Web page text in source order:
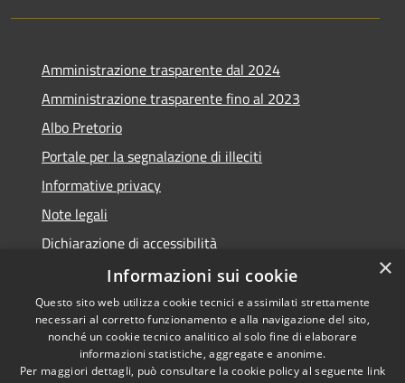
Amministrazione trasparente dal 2024
Amministrazione trasparente fino al 2023
Albo Pretorio
Portale per la segnalazione di illeciti
Informative privacy
Note legali
Dichiarazione di accessibilità
Segnalazioni di inaccessibilità
RSS
Copyright © 2026 • Comune di
×
Informazioni sui cookie
Questo sito web utilizza cookie tecnici e assimilati strettamente
necessari al corretto funzionamento e alla navigazione del sito,
nonché un cookie tecnico analitico al solo fine di elaborare
informazioni statistiche, aggregate e anonime.
Per maggiori dettagli, può consultare la cookie policy al seguente link